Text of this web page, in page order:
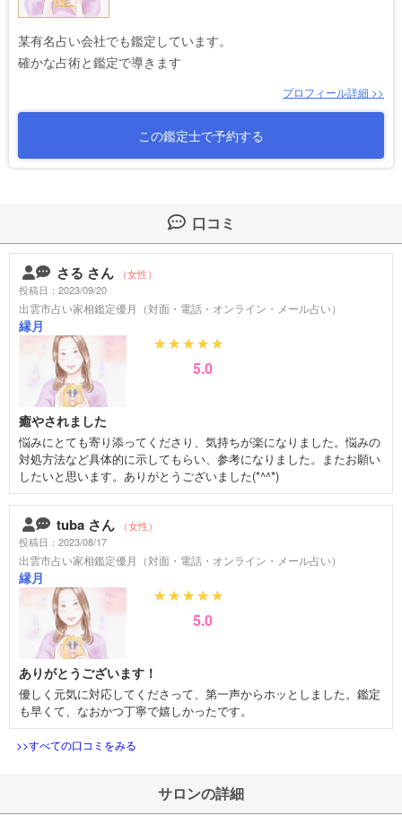
某有名占い会社でも鑑定しています。
確かな占術と鑑定で導きます
プロフィール詳細 >>
この鑑定士で予約する
口コミ
さる さん
（女性）
投稿日：2023/09/20
出雲市占い家相鑑定優月（対面・電話・オンライン・メール占い）
縁月
5.0
癒やされました
悩みにとても寄り添ってくださり、気持ちが楽になりました。悩みの
対処方法など具体的に示してもらい、参考になりました。またお願い
したいと思います。ありがとうございました(*^^*)
tuba さん
（女性）
投稿日：2023/08/17
出雲市占い家相鑑定優月（対面・電話・オンライン・メール占い）
縁月
5.0
ありがとうございます！
優しく元気に対応してくださって、第一声からホッとしました。鑑定
も早くて、なおかつ丁寧で嬉しかったです。
>>すべての口コミをみる
サロンの詳細